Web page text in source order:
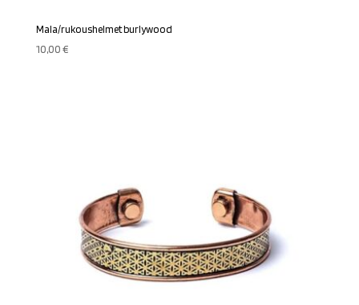
Mala/rukoushelmet burlywood
10,00€